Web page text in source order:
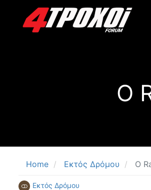
O
Home Εκτός Δρόμου O
Εκτός Δρόμου